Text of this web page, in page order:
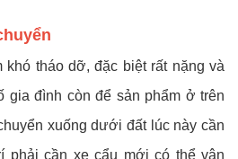
tháo dỡ, đặc biệt rất nặng và
gia đình còn để sản phẩm ở trên
xuống dưới đất lúc này cần
phải cần xe cẩu mới có thể vận